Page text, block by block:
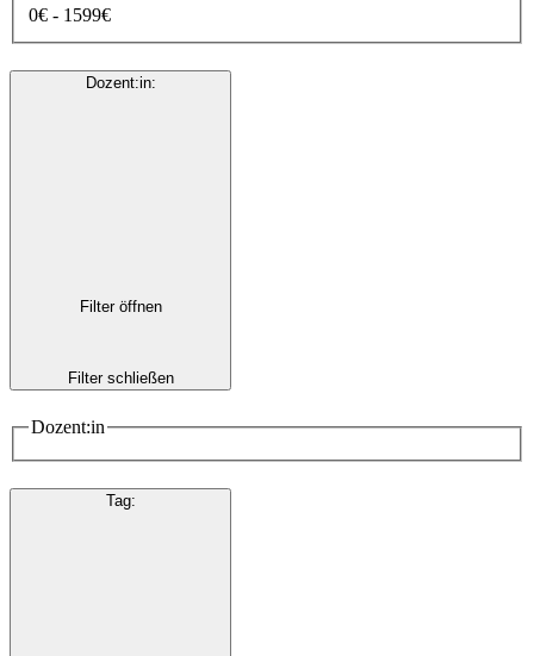
0€ - 1599€
Dozent:in:
Filter öffnen
Filter schließen
Dozent:in
Tag: